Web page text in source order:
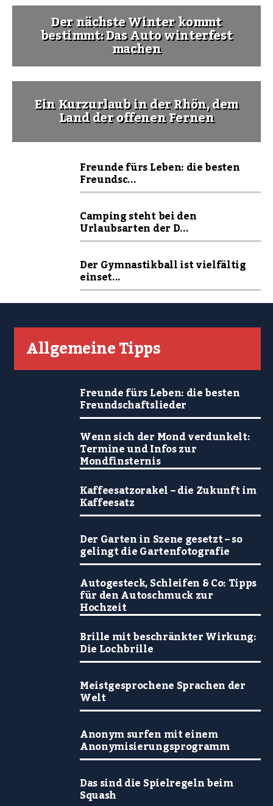
Der nächste Winter kommt
bestimmt: Das Auto winterfest
machen
Ein Kurzurlaub in der Rhön, dem
Land der offenen Fernen
Freunde fürs Leben: die besten
Freundsc...
Camping steht bei den
Urlaubsarten der D...
Der Gymnastikball ist vielfältig
einset...
Allgemeine Tipps
Freunde fürs Leben: die besten
Freundschaftslieder
Wenn sich der Mond verdunkelt:
Termine und Infos zur
Mondfinsternis
Kaffeesatzorakel – die Zukunft im
Kaffeesatz
Der Garten in Szene gesetzt – so
gelingt die Gartenfotografie
Autogesteck, Schleifen & Co: Tipps
für den Autoschmuck zur
Hochzeit
Brille mit beschränkter Wirkung:
Die Lochbrille
Meistgesprochene Sprachen der
Welt
Anonym surfen mit einem
Anonymisierungsprogramm
Das sind die Spielregeln beim
Squash